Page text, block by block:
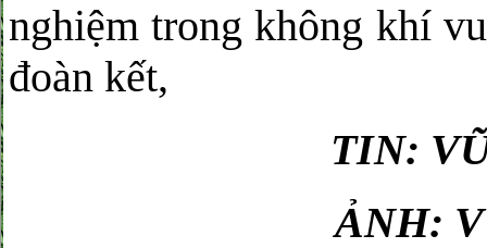
nghiệm trong không khí
đoàn kết,
TIN:
ẢNH: